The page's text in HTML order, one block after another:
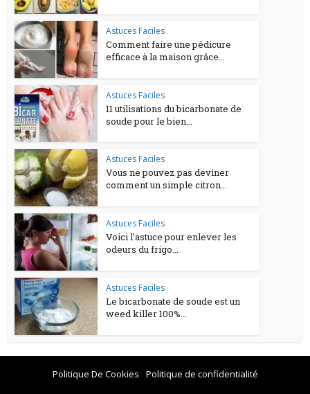
Astuces Faciles
Comment faire une pédicure
efficace à la maison grâce...
Astuces Faciles
11 utilisations du bicarbonate de
soude pour le bien...
Astuces Faciles
Vous ne pouvez pas deviner
comment un simple citron...
Astuces Faciles
Voici l’astuce pour enlever les
odeurs du frigo...
Astuces Faciles
Le bicarbonate de soude est un
weed killer 100%...
Politique De Cookies Politique de confidentialité